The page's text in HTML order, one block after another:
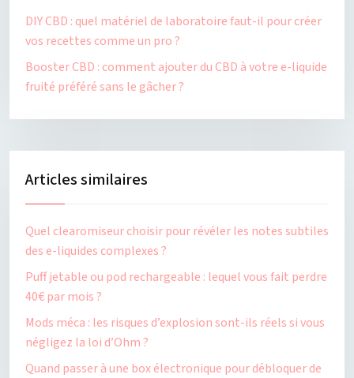
DIY CBD : quel matériel de laboratoire faut-il pour créer
vos recettes comme un pro ?
Booster CBD : comment ajouter du CBD à votre e-liquide
fruité préféré sans le gâcher ?
Articles similaires
Quel clearomiseur choisir pour révéler les notes subtiles
des e-liquides complexes ?
Puff jetable ou pod rechargeable : lequel vous fait perdre
40€ par mois ?
Mods méca : les risques d’explosion sont-ils réels si vous
négligez la loi d’Ohm ?
Quand passer à une box électronique pour débloquer de